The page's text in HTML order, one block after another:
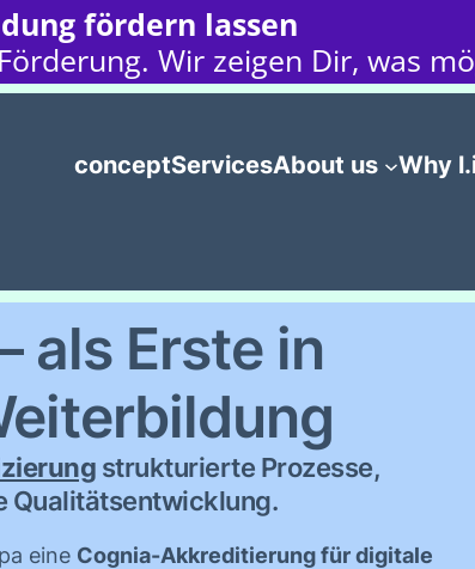
conceptServicesAbout us Why
als Erste in
strukturierte Prozesse,
Qualitätsentwicklung.
eine Cognia-Akkreditierung für digitale
fördern lassen
Wir zeigen Dir, was